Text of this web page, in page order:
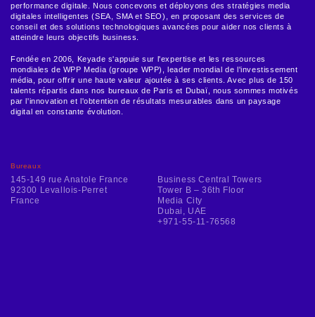
Bureaux
145-149 rue Anatole France
92300 Levallois-Perret
France
Business Central Towers
Tower B – 36th Floor
Media City
Dubai, UAE
+971-55-11-76568
performance digitale. Nous concevons et déployons des stratégies media
digitales intelligentes (SEA, SMA et SEO), en proposant des services de
conseil et des solutions technologiques avancées pour aider nos clients à
atteindre leurs objectifs business.
Fondée en 2006, Keyade s'appuie sur l'expertise et les ressources
mondiales de WPP Media (groupe WPP), leader mondial de l'investissement
média, pour offrir une haute valeur ajoutée à ses clients. Avec plus de 150
talents répartis dans nos bureaux de Paris et Dubaï, nous sommes motivés
par l'innovation et l'obtention de résultats mesurables dans un paysage
digital en constante évolution.